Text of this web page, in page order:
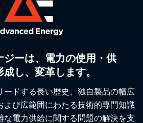
ジーは、電力の使用・供
し、変革します。
ードする長い歴史、独自製品の幅広
よび広範囲にわたる技術的専門知識
な電力供給に関する問題の解決を支